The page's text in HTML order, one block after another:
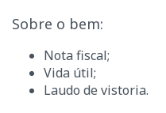
Sobre o bem:
Nota fiscal;
Vida útil;
Laudo de vistoria.